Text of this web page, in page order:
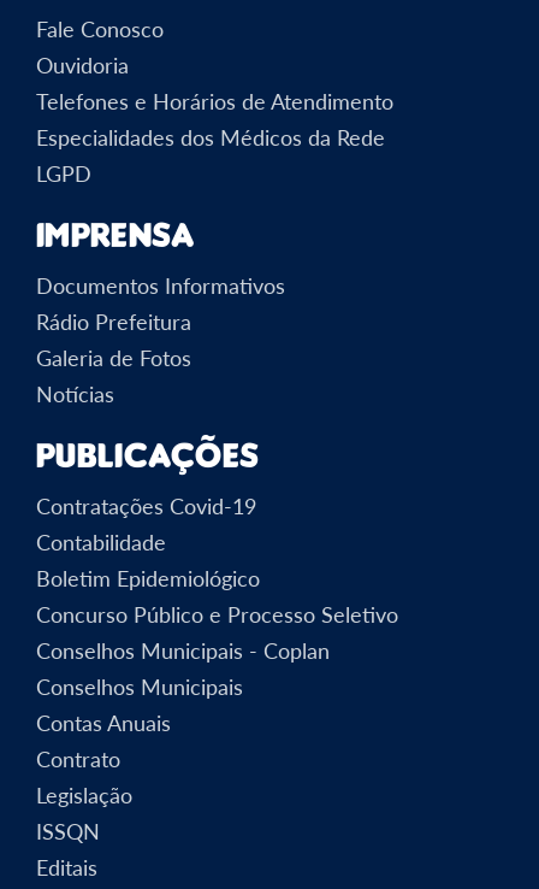
Fale Conosco
Ouvidoria
Telefones e Horários de Atendimento
Especialidades dos Médicos da Rede
LGPD
Imprensa
Documentos Informativos
Rádio Prefeitura
Galeria de Fotos
Notícias
Publicações
Contratações Covid-19
Contabilidade
Boletim Epidemiológico
Concurso Público e Processo Seletivo
Conselhos Municipais - Coplan
Conselhos Municipais
Contas Anuais
Contrato
Legislação
ISSQN
Editais